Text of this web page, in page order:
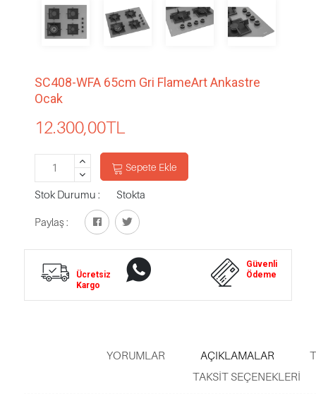
SC408-WFA 65cm Gri FlameArt Ankastre
Ocak
12.300,00TL
Sepete Ekle
Stok Durumu : Stokta
Paylaş :
Ücretsiz
Kargo
Güvenli
Ödeme
YORUMLAR AÇIKLAMALAR
TAKSIT SEÇENEKLERI